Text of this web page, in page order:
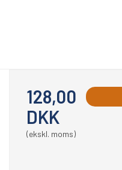
128,00
DKK
(ekskl. moms)